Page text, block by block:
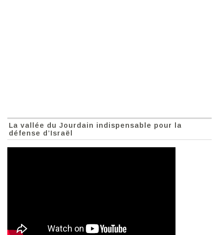
La vallée du Jourdain indispensable pour la
défense d’Israël